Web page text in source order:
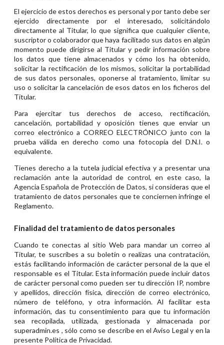
El ejercicio de estos derechos es personal y por tanto debe ser
ejercido directamente por el interesado, solicitándolo
directamente al Titular, lo que significa que cualquier cliente,
suscriptor o colaborador que haya facilitado sus datos en algún
momento puede dirigirse al Titular y pedir información sobre
los datos que tiene almacenados y cómo los ha obtenido,
solicitar la rectificación de los mismos, solicitar la portabilidad
de sus datos personales, oponerse al tratamiento, limitar su
uso o solicitar la cancelación de esos datos en los ficheros del
Titular.
Para ejercitar tus derechos de acceso, rectificación,
cancelación, portabilidad y oposición tienes que enviar un
correo electrónico a CORREO ELECTRÓNICO junto con la
prueba válida en derecho como una fotocopia del D.N.I. o
equivalente.
Tienes derecho a la tutela judicial efectiva y a presentar una
reclamación ante la autoridad de control, en este caso, la
Agencia Española de Protección de Datos, si consideras que el
tratamiento de datos personales que te conciernen infringe el
Reglamento.
Finalidad del tratamiento de datos personales
Cuando te conectas al sitio Web para mandar un correo al
Titular, te suscribes a su boletín o realizas una contratación,
estás facilitando información de carácter personal de la que el
responsable es el Titular. Esta información puede incluir datos
de carácter personal como pueden ser tu dirección IP, nombre
y apellidos, dirección física, dirección de correo electrónico,
número de teléfono, y otra información. Al facilitar esta
información, das tu consentimiento para que tu información
sea recopilada, utilizada, gestionada y almacenada por
superadmin.es , sólo como se describe en el Aviso Legal y en la
presente Política de Privacidad.